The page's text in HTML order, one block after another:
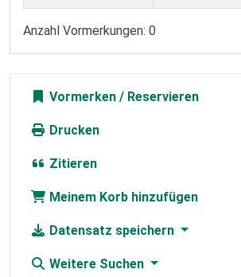
Anzahl Vormerkungen: 0
Vormerken
Drucken
Zitieren
Meinem Korb hinzufügen
Datensatz speichern
Weitere Suchen